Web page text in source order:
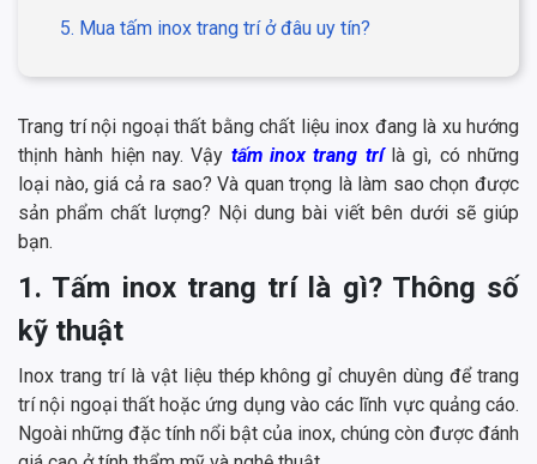
5. Mua tấm inox trang trí ở đâu uy tín?
Trang trí nội ngoại thất bằng chất liệu inox đang là xu hướng
thịnh hành hiện nay. Vậy tấm inox trang trílà gì, có những
loại nào, giá cả ra sao? Và quan trọng là làm sao chọn được
sản phẩm chất lượng? Nội dung bài viết bên dưới sẽ giúp
bạn.
1. Tấm inox trang trí là gì? Thông số
kỹ thuật
Inox trang trí là vật liệu thép không gỉ chuyên dùng để trang
trí nội ngoại thất hoặc ứng dụng vào các lĩnh vực quảng cáo.
Ngoài những đặc tính nổi bật của inox, chúng còn được đánh